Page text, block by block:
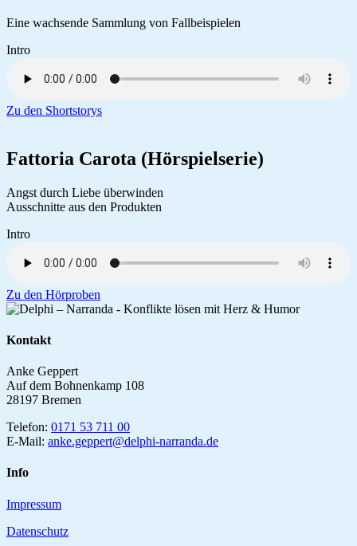
Eine wachsende Sammlung von Fallbeispielen
Intro
Zu den Shortstorys
Fattoria Carota (Hörspielserie)
Angst durch Liebe überwinden
Ausschnitte aus den Produkten
Intro
Zu den Hörproben
Kontakt
Anke Geppert
Auf dem Bohnenkamp 108
28197 Bremen
Telefon: 0171 53 711 00
E-Mail: anke.geppert@delphi-narranda.de
Info
Impressum
Datenschutz